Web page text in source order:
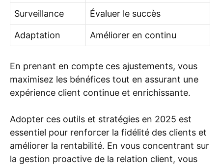
Surveillance Évaluer le succès
Adaptation Améliorer en continu
En prenant en compte ces ajustements, vous
maximisez les bénéfices tout en assurant une
expérience client continue et enrichissante.
Adopter ces outils et stratégies en 2025 est
essentiel pour renforcer la fidélité des clients et
améliorer la rentabilité. En vous concentrant sur
la gestion proactive de la relation client, vous